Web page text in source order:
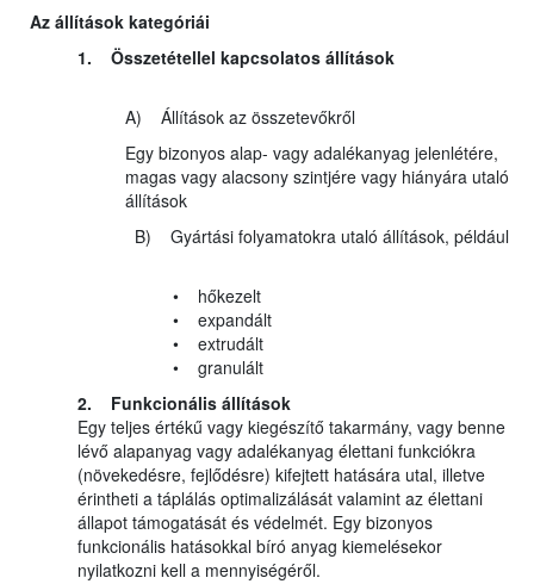
Az állítások kategóriái
1. Összetétellel kapcsolatos állítások
A) Állítások az összetevőkről
Egy bizonyos alap- vagy adalékanyag jelenlétére,
magas vagy alacsony szintjére vagy hiányára utaló
állítások
B) Gyártási folyamatokra utaló állítások, például
• hőkezelt
• expandált
• extrudált
• granulált
2. Funkcionális állítások
Egy teljes értékű vagy kiegészítő takarmány, vagy benne
lévő alapanyag vagy adalékanyag élettani funkciókra
(növekedésre, fejlődésre) kifejtett hatására utal, illetve
érintheti a táplálás optimalizálását valamint az élettani
állapot támogatását és védelmét. Egy bizonyos
funkcionális hatásokkal bíró anyag kiemelésekor
nyilatkozni kell a mennyiségéről.